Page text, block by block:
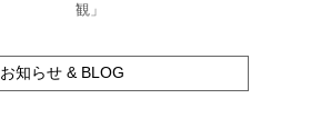
観」
お知らせ & BLOG